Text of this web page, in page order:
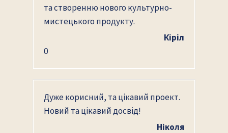
та створенню нового культурно-
мистецького продукту.
Кіріл
0
Дуже корисний, та цікавий проект.
Новий та цікавий досвід!
Ніколя